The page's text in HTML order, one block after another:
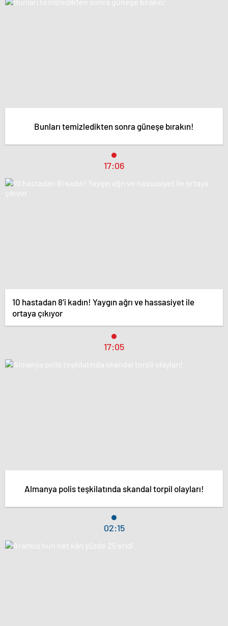
Bunları temizledikten sonra güneşe bırakın!
17:06
10 hastadan 8’i kadın! Yaygın ağrı ve hassasiyet ile
ortaya çıkıyor
17:05
Almanya polis teşkilatında skandal torpil olayları!
02:15